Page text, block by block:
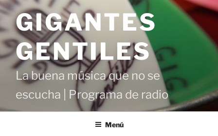
Saltar
contenido
GIGANTES
GENTILES
La buena música que no se
escucha | Programa de radio
Menú